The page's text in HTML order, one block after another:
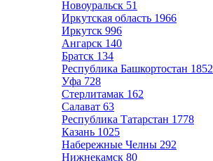
Новоуральск 51
Иркутская область 1966
Иркутск 996
Ангарск 140
Братск 134
Республика Башкортостан 1852
Уфа 728
Стерлитамак 162
Салават 63
Республика Татарстан 1778
Казань 1025
Набережные Челны 292
Нижнекамск 80